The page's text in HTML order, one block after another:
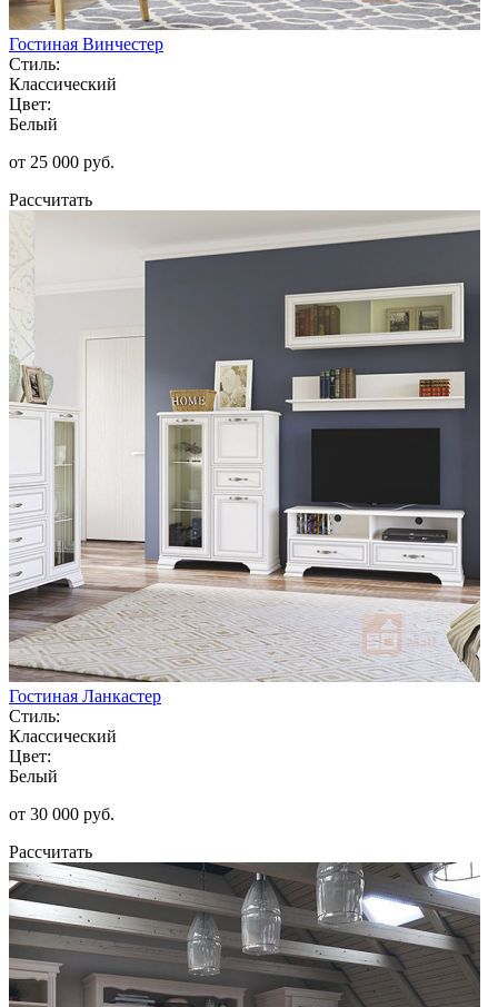
Гостиная Винчестер
Стиль:
Классический
Цвет:
Белый
от 25 000 руб.
Рассчитать
Гостиная Ланкастер
Стиль:
Классический
Цвет:
Белый
от 30 000 руб.
Рассчитать